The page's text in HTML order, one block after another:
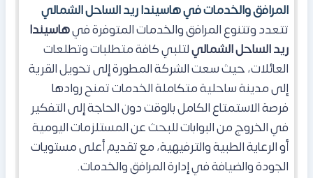
المرافق والخدمات في هاسيندا ريد الساحل الشمالي
تتعدد وتتنوع المرافق والخدمات المتوفرة فيهاسيندا
ريد الساحل الشماليلتلبي كافة متطلبات وتطلعات
العائلات، حيث سعت الشركة المطورة إلى تحويل القرية
إلى مدينة ساحلية متكاملة الخدمات تمنح روادها
فرصة الاستمتاع الكامل بالوقت دون الحاجة إلى التفكير
في الخروج من البوابات للبحث عن المستلزمات اليومية
أو الرعاية الطبية والترفيهية، مع تقديم أعلى مستويات
الجودة والضيافة في إدارة المرافق والخدمات.